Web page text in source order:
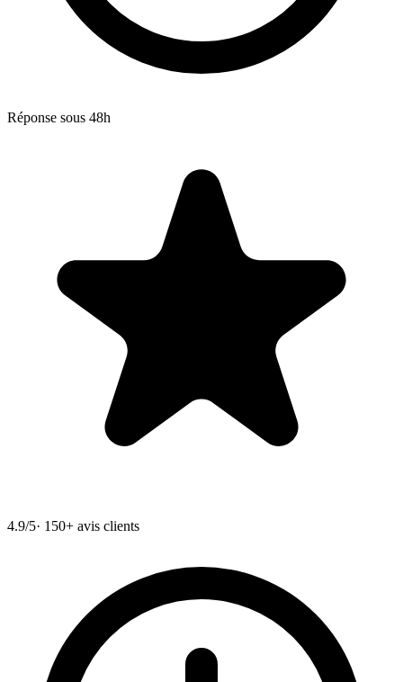
Réponse sous 48h
4.9/5· 150+ avis clients